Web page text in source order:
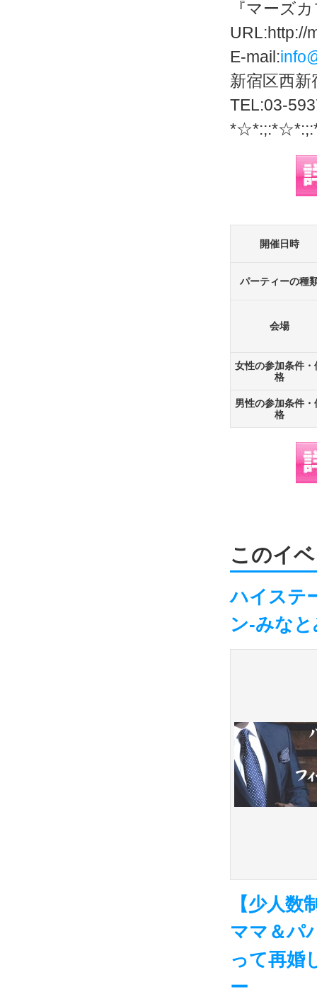
『マーズ
URL:http://
E-mail:
新宿区西
TEL:03-
開催日時
パーティーの種
会場
女性の参加条件・
格
男性の参加条件・
格
このイ
ハイステ
ン-みな
【少人
ママ＆パ
って再婚
ー